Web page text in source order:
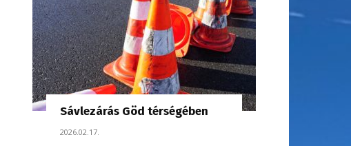
Sávlezárás Göd térségében
2026.02.17.